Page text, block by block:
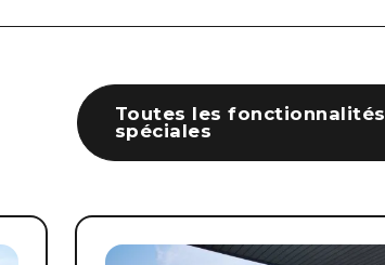
Toutes les fonctionnalités
spéciales